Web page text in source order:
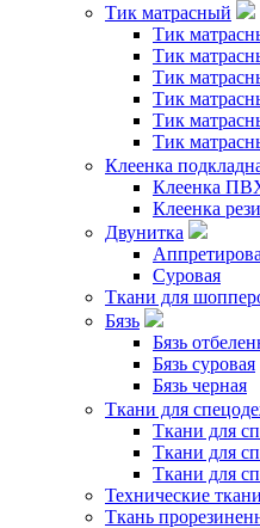
Тик матрасный
Тик
Тик
Тик
Тик
Тик
Тик
Клеенка
Клеенка
Клеенка
Двунитка
Суровая
Ткани для
Бязь
Бязь
Бязь суровая
Бязь черная
Ткани для
Ткани для
Ткани для
Ткани для
Технические ткани
Ткань